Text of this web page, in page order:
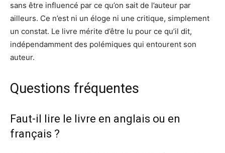
sans être influencé par ce qu’on sait de l’auteur par
ailleurs. Ce n’est ni un éloge ni une critique, simplement
un constat. Le livre mérite d’être lu pour ce qu’il dit,
indépendamment des polémiques qui entourent son
auteur.
Questions fréquentes
Faut-il lire le livre en anglais ou en
français ?